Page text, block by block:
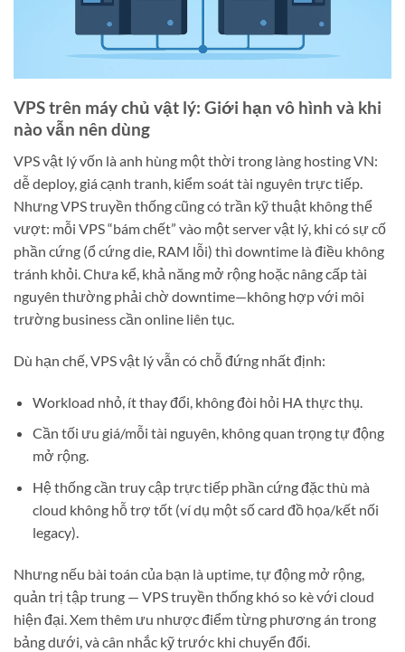
VPS trên máy chủ vật lý: Giới hạn vô hình và khi
nào vẫn nên dùng
VPS vật lý vốn là anh hùng một thời trong làng hosting VN:
dễ deploy, giá cạnh tranh, kiểm soát tài nguyên trực tiếp.
Nhưng VPS truyền thống cũng có trần kỹ thuật không thể
vượt: mỗi VPS “bám chết” vào một server vật lý, khi có sự cố
phần cứng (ổ cứng die, RAM lỗi) thì downtime là điều không
tránh khỏi. Chưa kể, khả năng mở rộng hoặc nâng cấp tài
nguyên thường phải chờ downtime—không hợp với môi
trường business cần online liên tục.
Dù hạn chế, VPS vật lý vẫn có chỗ đứng nhất định:
Workload nhỏ, ít thay đổi, không đòi hỏi HA thực thụ.
Cần tối ưu giá/mỗi tài nguyên, không quan trọng tự động
mở rộng.
Hệ thống cần truy cập trực tiếp phần cứng đặc thù mà
cloud không hỗ trợ tốt (ví dụ một số card đồ họa/kết nối
legacy).
Nhưng nếu bài toán của bạn là uptime, tự động mở rộng,
quản trị tập trung — VPS truyền thống khó so kè với cloud
hiện đại. Xem thêm ưu nhược điểm từng phương án trong
bảng dưới, và cân nhắc kỹ trước khi chuyển đổi.